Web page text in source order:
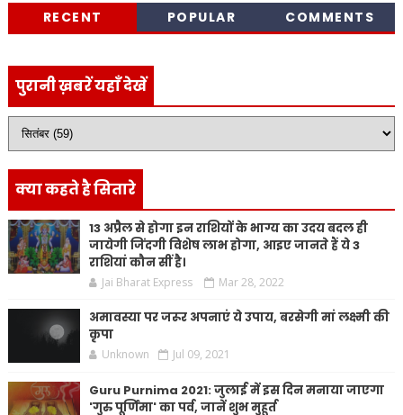
RECENT POPULAR COMMENTS
पुरानी ख़बरें यहाँ देखें
क्या कहते है सितारे
13 अप्रैल से होगा इन राशियों के भाग्य का उदय बदल ही
जायेगी जिंदगी विशेष लाभ होगा, आइए जानते हैं ये 3
राशियां कौन सीं है।
Jai Bharat Express Mar 28, 2022
अमावस्या पर जरूर अपनाएं ये उपाय, बरसेगी मां लक्ष्मी की
कृपा
Unknown Jul 09, 2021
Guru Purnima 2021: जुलाई में इस दिन मनाया जाएगा
'गुरु पूर्णिमा' का पर्व, जानें शुभ मुहूर्त